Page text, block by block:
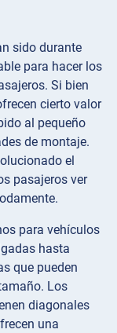
sido durante
para hacer los
Si bien
cierto valor
al pequeño
de montaje.
el
pasajeros ver
para vehículos
hasta
que pueden
Los
diagonales
una